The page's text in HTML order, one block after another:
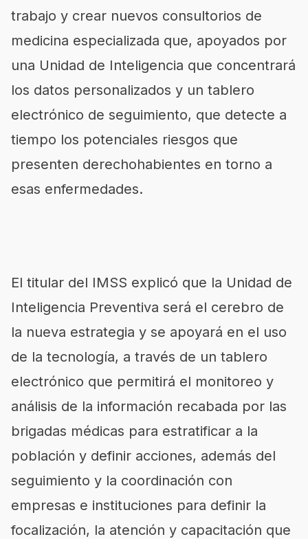
trabajo y crear nuevos consultorios de
medicina especializada que, apoyados por
una Unidad de Inteligencia que concentrará
los datos personalizados y un tablero
electrónico de seguimiento, que detecte a
tiempo los potenciales riesgos que
presenten derechohabientes en torno a
esas enfermedades.
El titular del IMSS explicó que la Unidad de
Inteligencia Preventiva será el cerebro de
la nueva estrategia y se apoyará en el uso
de la tecnología, a través de un tablero
electrónico que permitirá el monitoreo y
análisis de la información recabada por las
brigadas médicas para estratificar a la
población y definir acciones, además del
seguimiento y la coordinación con
empresas e instituciones para definir la
focalización, la atención y capacitación que